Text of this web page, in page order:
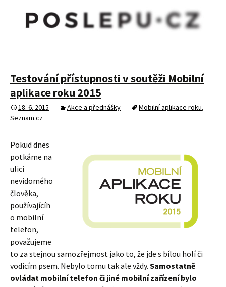
Testování přístupnosti v soutěži Mobilní
aplikace roku 2015
18. 6. 2015 Akce a přednášky Mobilní aplikace roku,
Seznam.cz
Pokud dnes
potkáme na
ulici
nevidomého
člověka,
používajícíh
o mobilní
telefon,
považujeme
to za stejnou samozřejmost jako to, že jde s bílou holí či
vodicím psem. Nebylo tomu tak ale vždy. Samostatně
ovládat mobilní telefon či jiné mobilní zařízení bylo